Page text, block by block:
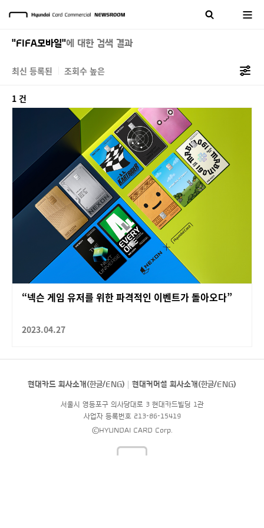
"FIFA모바일"에 대한 검색 결과
최신 등록된 조회수 높은
1 건
“넥슨 게임 유저를 위한 파격적인 이벤트가 돌아오다”
2023.04.27
현대카드 회사소개(한글/ENG) 현대커머셜 회사소개(한글/ENG)
서울시 영등포구 의사당대로 3 현대카드빌딩 1관
사업자 등록번호 213-86-15419
©HYUNDAI CARD Corp.